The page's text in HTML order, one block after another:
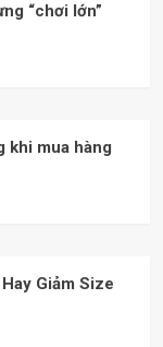
“chơi lớn”
khi mua hàng
Giảm Size